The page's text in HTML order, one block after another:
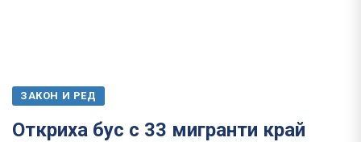
ЗАКОН И РЕД
Откриха бус с 33 мигранти край